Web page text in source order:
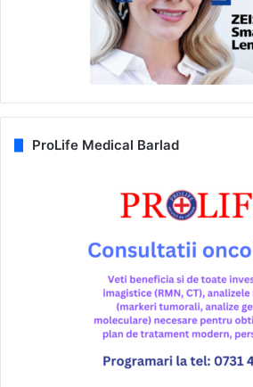
ProLife Medical Barlad